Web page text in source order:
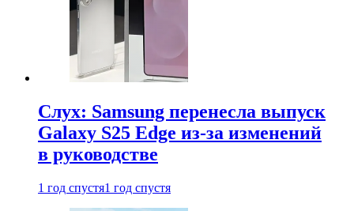
Слух: Samsung перенесла выпуск
Galaxy S25 Edge из-за изменений
в руководстве
1 год спустя1 год спустя